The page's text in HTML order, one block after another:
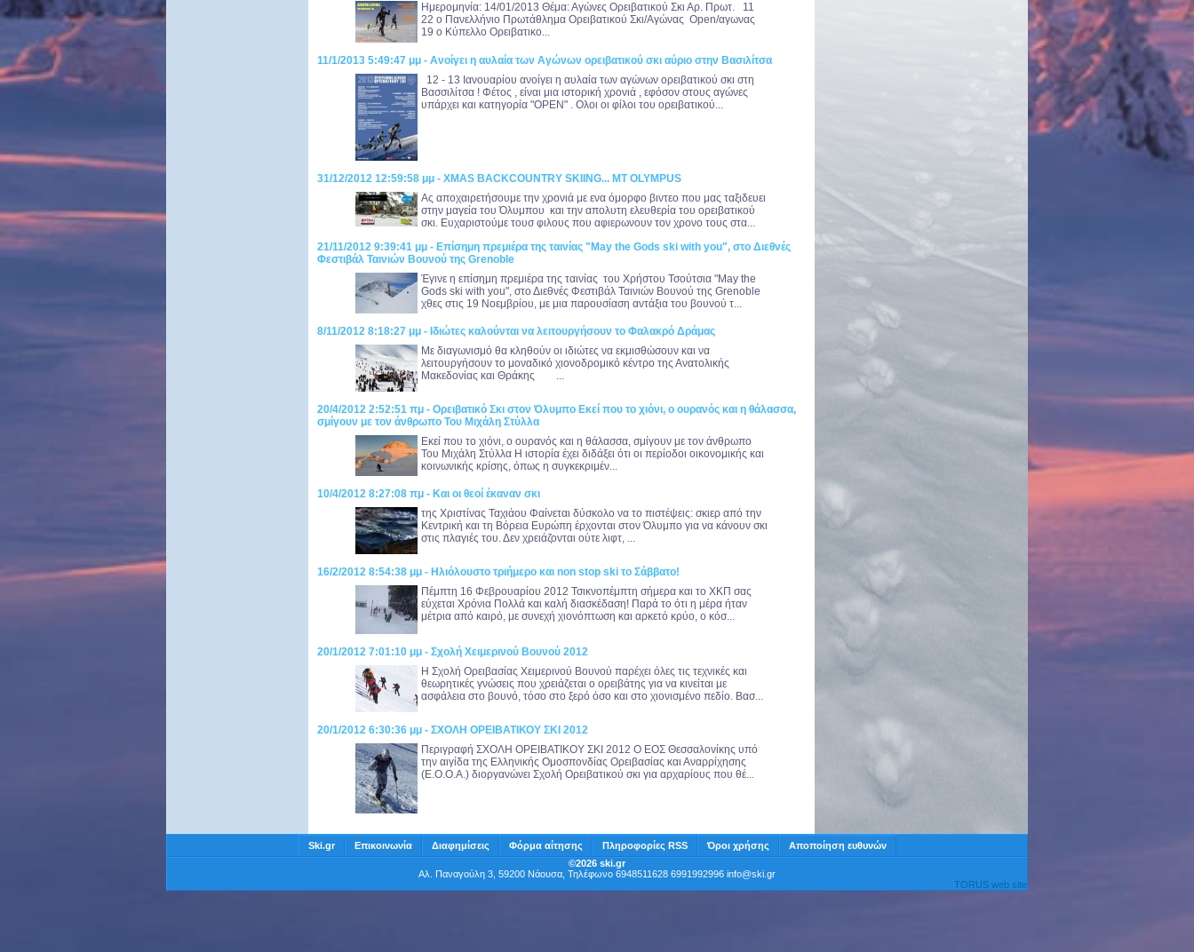
Ημερομηνία: 14/01/2013 Θέμα: Αγώνες Ορειβατικού Σκι Αρ. Πρωτ. 11
22 ο Πανελλήνιο Πρωτάθλημα Ορειβατικού Σκι/Αγώνας Open/αγωνας
19 ο Κύπελλο Ορειβατικο...
11/1/2013 5:49:47 μμ - Ανοίγει η αυλαία των Αγώνων ορειβατικού σκι αύριο στην Βασιλίτσα
12 - 13 Ιανουαρίου ανοίγει η αυλαία των αγώνων ορειβατικού σκι στη
Βασσιλίτσα ! Φέτος , είναι μια ιστορική χρονιά , εφόσον στους αγώνες
υπάρχει και κατηγορία "OPEN" . Ολοι οι φίλοι του ορειβατικού...
31/12/2012 12:59:58 μμ - XMAS BACKCOUNTRY SKIING... MT OLYMPUS
Ας αποχαιρετήσουμε την χρονιά με ενα όμορφο βιντεο που μας ταξιδευει
στην μαγεία του Όλυμπου και την απολυτη ελευθερία του ορειβατικού
σκι. Ευχαριστούμε τουσ φιλους που αφιερωνουν τον χρονο τους στα...
21/11/2012 9:39:41 μμ - Επίσημη πρεμιέρα της ταινίας "May the Gods ski with you", στο Διεθνές
Φεστιβάλ Ταινιών Βουνού της Grenoble
Έγινε η επίσημη πρεμιέρα της ταινίας του Χρήστου Τσούτσια "May the
Gods ski with you", στο Διεθνές Φεστιβάλ Ταινιών Βουνού της Grenoble
χθες στις 19 Νοεμβρίου, με μια παρουσίαση αντάξια του βουνού τ...
8/11/2012 8:18:27 μμ - Ιδιώτες καλούνται να λειτουργήσουν το Φαλακρό Δράμας
Με διαγωνισμό θα κληθούν οι ιδιώτες να εκμισθώσουν και να
λειτουργήσουν το μοναδικό χιονοδρομικό κέντρο της Ανατολικής
Μακεδονίας και Θράκης ...
20/4/2012 2:52:51 πμ - Ορειβατικό Σκι στον Όλυμπο Εκεί που το χιόνι, ο ουρανός και η θάλασσα,
σμίγουν με τον άνθρωπο Του Μιχάλη Στύλλα
Εκεί που το χιόνι, ο ουρανός και η θάλασσα, σμίγουν με τον άνθρωπο
Του Μιχάλη Στύλλα Η ιστορία έχει διδάξει ότι οι περίοδοι οικονομικής και
κοινωνικής κρίσης, όπως η συγκεκριμέν...
10/4/2012 8:27:08 πμ - Και οι θεοί έκαναν σκι
της Χριστίνας Ταχιάου Φαίνεται δύσκολο να το πιστέψεις: σκιερ από την
Κεντρική και τη Βόρεια Ευρώπη έρχονται στον Όλυμπο για να κάνουν σκι
στις πλαγιές του. Δεν χρειάζονται ούτε λιφτ, ...
16/2/2012 8:54:38 μμ - Ηλιόλουστο τριήμερο και non stop ski το Σάββατο!
Πέμπτη 16 Φεβρουαρίου 2012 Τσικνοπέμπτη σήμερα και το ΧΚΠ σας
εύχεται Χρόνια Πολλά και καλή διασκέδαση! Παρά το ότι η μέρα ήταν
μέτρια από καιρό, με συνεχή χιονόπτωση και αρκετό κρύο, ο κόσ...
20/1/2012 7:01:10 μμ - Σχολή Χειμερινού Βουνού 2012
Η Σχολή Ορειβασίας Χειμερινού Βουνού παρέχει όλες τις τεχνικές και
θεωρητικές γνώσεις που χρειάζεται ο ορειβάτης για να κινείται με
ασφάλεια στο βουνό, τόσο στο ξερό όσο και στο χιονισμένο πεδίο. Βασ...
20/1/2012 6:30:36 μμ - ΣΧΟΛΗ ΟΡΕΙΒΑΤΙΚΟΥ ΣΚΙ 2012
Περιγραφή ΣΧΟΛΗ ΟΡΕΙΒΑΤΙΚΟΥ ΣΚΙ 2012 Ο ΕΟΣ Θεσσαλονίκης υπό
την αιγίδα της Ελληνικής Ομοσπονδίας Ορειβασίας και Αναρρίχησης
(Ε.Ο.Ο.Α.) διοργανώνει Σχολή Ορειβατικού σκι για αρχαρίους που θέ...
Ski.gr Επικοινωνία Διαφημίσεις Φόρμα αίτησης Πληροφορίες RSS Όροι χρήσης
Αποποίηση ευθυνών
©2026 ski.gr
Αλ. Παναγούλη 3, 59200 Νάουσα, Τηλέφωνο 6948511628 6991992996 info@ski.gr
TORUS web site